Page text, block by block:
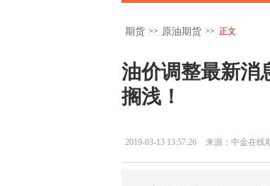
期货 >> 原油期货 >> 正文
油价调整最新消
搁浅！
2019-03-13 13:57:26 来源：中金在线